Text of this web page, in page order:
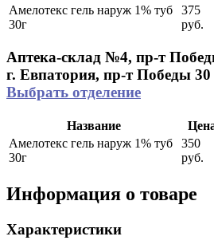
Амелотекс гель наруж 1% туб
30г
375
руб.
Аптека-склад №4, пр-т
г. Евпатория, пр-т Победы 30
Выбрать отделение
Название
Амелотекс гель наруж 1% туб
30г
350
руб.
Информация о товаре
Характеристики